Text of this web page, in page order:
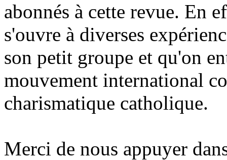
abonnés à cette revue. En
s'ouvre à diverses
son petit groupe et qu'on
mouvement international
charismatique catholique.
Merci de nous appuyer